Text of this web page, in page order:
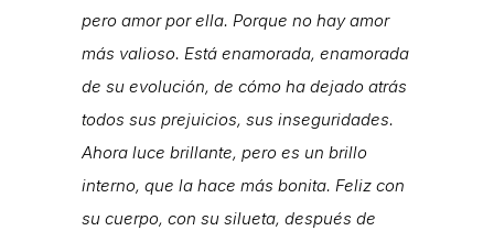
pero amor por ella. Porque no hay amor
más valioso. Está enamorada, enamorada
de su evolución, de cómo ha dejado atrás
todos sus prejuicios, sus inseguridades.
Ahora luce brillante, pero es un brillo
interno, que la hace más bonita. Feliz con
su cuerpo, con su silueta, después de